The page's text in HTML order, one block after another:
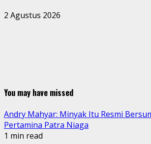
2 Agustus 2026
You may have missed
Andry Mahyar: Minyak Itu Resmi
Pertamina Patra Niaga
1 min read